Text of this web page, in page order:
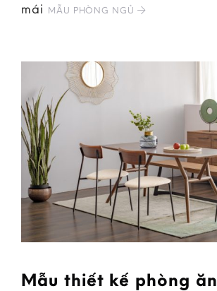
mái MẪU PHÒNG NGỦ
Mẫu thiết kế phòng ăn